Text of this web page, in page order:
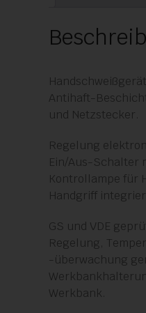
Antihaft-
und Netzstecker.
Regelung
Ein/Aus-Schalter
Kontrollampe für
Handgriff
GS und VDE
Regelung,
-überwachung
Werkbank.